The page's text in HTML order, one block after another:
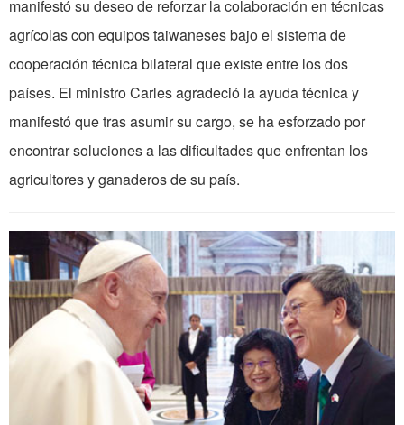
manifestó su deseo de reforzar la colaboración en técnicas
agrícolas con equipos taiwaneses bajo el sistema de
cooperación técnica bilateral que existe entre los dos
países. El ministro Carles agradeció la ayuda técnica y
manifestó que tras asumir su cargo, se ha esforzado por
encontrar soluciones a las dificultades que enfrentan los
agricultores y ganaderos de su país.